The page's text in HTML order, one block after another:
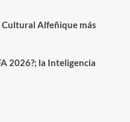
Cultural Alfeñique más
2026?; la Inteligencia